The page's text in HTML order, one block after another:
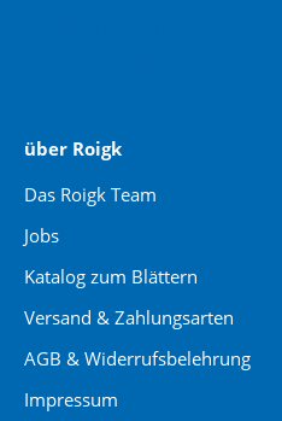
über Roigk
Das Roigk Team
Jobs
Katalog zum Blättern
Versand & Zahlungsarten
AGB & Widerrufsbelehrung
Impressum